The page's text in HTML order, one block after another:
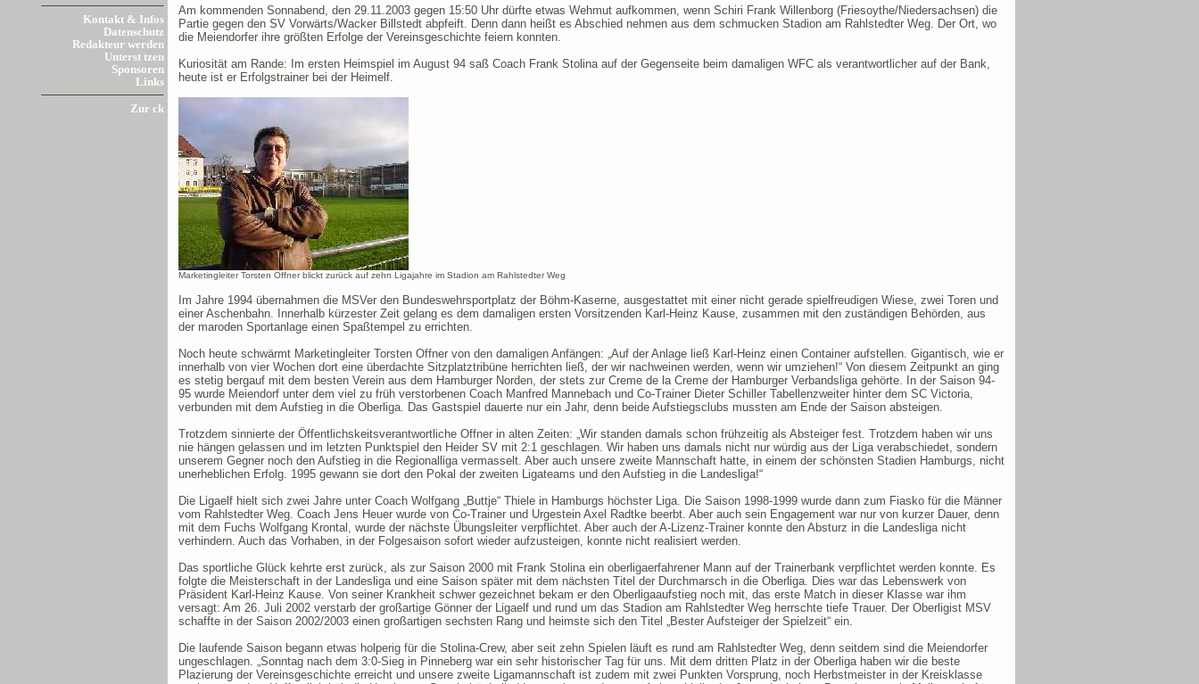
Kontakt & Infos
Datenschutz
Redakteur werden
Unterst tzen
Sponsoren
Links
Zur ck
Am kommenden Sonnabend, den 29.11.2003 gegen 15:50 Uhr dürfte etwas Wehmut aufkommen, wenn Schiri Frank Willenborg (Friesoythe/Niedersachsen) die
Partie gegen den SV Vorwärts/Wacker Billstedt abpfeift. Denn dann heißt es Abschied nehmen aus dem schmucken Stadion am Rahlstedter Weg. Der Ort, wo
die Meiendorfer ihre größten Erfolge der Vereinsgeschichte feiern konnten.
Kuriosität am Rande: Im ersten Heimspiel im August 94 saß Coach Frank Stolina auf der Gegenseite beim damaligen WFC als verantwortlicher auf der Bank,
heute ist er Erfolgstrainer bei der Heimelf.
Marketingleiter Torsten Offner blickt zurück auf zehn Ligajahre im Stadion am Rahlstedter Weg
Im Jahre 1994 übernahmen die MSVer den Bundeswehrsportplatz der Böhm-Kaserne, ausgestattet mit einer nicht gerade spielfreudigen Wiese, zwei Toren und
einer Aschenbahn. Innerhalb kürzester Zeit gelang es dem damaligen ersten Vorsitzenden Karl-Heinz Kause, zusammen mit den zuständigen Behörden, aus
der maroden Sportanlage einen Spaßtempel zu errichten.
Noch heute schwärmt Marketingleiter Torsten Offner von den damaligen Anfängen: „Auf der Anlage ließ Karl-Heinz einen Container aufstellen. Gigantisch, wie er
innerhalb von vier Wochen dort eine überdachte Sitzplatztribüne herrichten ließ, der wir nachweinen werden, wenn wir umziehen!“ Von diesem Zeitpunkt an ging
es stetig bergauf mit dem besten Verein aus dem Hamburger Norden, der stets zur Creme de la Creme der Hamburger Verbandsliga gehörte. In der Saison 94-
95 wurde Meiendorf unter dem viel zu früh verstorbenen Coach Manfred Mannebach und Co-Trainer Dieter Schiller Tabellenzweiter hinter dem SC Victoria,
verbunden mit dem Aufstieg in die Oberliga. Das Gastspiel dauerte nur ein Jahr, denn beide Aufstiegsclubs mussten am Ende der Saison absteigen.
Trotzdem sinnierte der Öffentlichskeitsverantwortliche Offner in alten Zeiten: „Wir standen damals schon frühzeitig als Absteiger fest. Trotzdem haben wir uns
nie hängen gelassen und im letzten Punktspiel den Heider SV mit 2:1 geschlagen. Wir haben uns damals nicht nur würdig aus der Liga verabschiedet, sondern
unserem Gegner noch den Aufstieg in die Regionalliga vermasselt. Aber auch unsere zweite Mannschaft hatte, in einem der schönsten Stadien Hamburgs, nicht
unerheblichen Erfolg. 1995 gewann sie dort den Pokal der zweiten Ligateams und den Aufstieg in die Landesliga!“
Die Ligaelf hielt sich zwei Jahre unter Coach Wolfgang „Buttje“ Thiele in Hamburgs höchster Liga. Die Saison 1998-1999 wurde dann zum Fiasko für die Männer
vom Rahlstedter Weg. Coach Jens Heuer wurde von Co-Trainer und Urgestein Axel Radtke beerbt. Aber auch sein Engagement war nur von kurzer Dauer, denn
mit dem Fuchs Wolfgang Krontal, wurde der nächste Übungsleiter verpflichtet. Aber auch der A-Lizenz-Trainer konnte den Absturz in die Landesliga nicht
verhindern. Auch das Vorhaben, in der Folgesaison sofort wieder aufzusteigen, konnte nicht realisiert werden.
Das sportliche Glück kehrte erst zurück, als zur Saison 2000 mit Frank Stolina ein oberligaerfahrener Mann auf der Trainerbank verpflichtet werden konnte. Es
folgte die Meisterschaft in der Landesliga und eine Saison später mit dem nächsten Titel der Durchmarsch in die Oberliga. Dies war das Lebenswerk von
Präsident Karl-Heinz Kause. Von seiner Krankheit schwer gezeichnet bekam er den Oberligaaufstieg noch mit, das erste Match in dieser Klasse war ihm
versagt: Am 26. Juli 2002 verstarb der großartige Gönner der Ligaelf und rund um das Stadion am Rahlstedter Weg herrschte tiefe Trauer. Der Oberligist MSV
schaffte in der Saison 2002/2003 einen großartigen sechsten Rang und heimste sich den Titel „Bester Aufsteiger der Spielzeit“ ein.
Die laufende Saison begann etwas holperig für die Stolina-Crew, aber seit zehn Spielen läuft es rund am Rahlstedter Weg, denn seitdem sind die Meiendorfer
ungeschlagen. „Sonntag nach dem 3:0-Sieg in Pinneberg war ein sehr historischer Tag für uns. Mit dem dritten Platz in der Oberliga haben wir die beste
Plazierung der Vereinsgeschichte erreicht und unsere zweite Ligamannschaft ist zudem mit zwei Punkten Vorsprung, noch Herbstmeister in der Kreisklasse